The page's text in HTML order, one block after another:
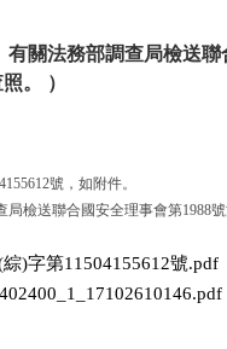
關法務部調查局檢送
。 ）
號，如附件。
局檢送聯合國安全理事會第
)字第11504155612號.pdf